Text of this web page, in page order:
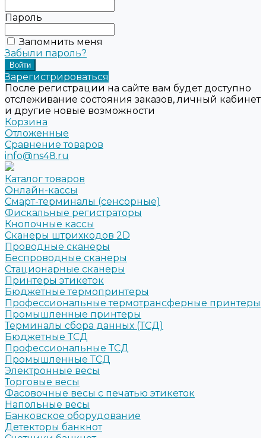
Пароль
Запомнить меня
Забыли пароль?
Зарегистрироваться
После регистрации на сайте вам будет доступно
отслеживание состояния заказов, личный кабинет
и другие новые возможности
Корзина
Отложенные
Сравнение товаров
info@ns48.ru
Каталог товаров
Онлайн-кассы
Смарт-терминалы (сенсорные)
Фискальные регистраторы
Кнопочные кассы
Сканеры штрихкодов 2D
Проводные сканеры
Беспроводные сканеры
Стационарные сканеры
Принтеры этикеток
Бюджетные термопринтеры
Профессиональные термотрансферные принтеры
Промышленные принтеры
Терминалы сбора данных (ТСД)
Бюджетные ТСД
Профессиональные ТСД
Промышленные ТСД
Электронные весы
Торговые весы
Фасовочные весы с печатью этикеток
Напольные весы
Банковское оборудование
Детекторы банкнот